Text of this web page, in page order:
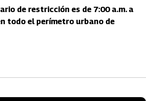
de restricción es de 7:00 a.m. a
todo el perímetro urbano de